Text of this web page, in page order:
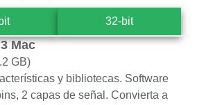
32-bit
Mac
GB)
y bibliotecas. Software
2 capas de señal. Convierta a